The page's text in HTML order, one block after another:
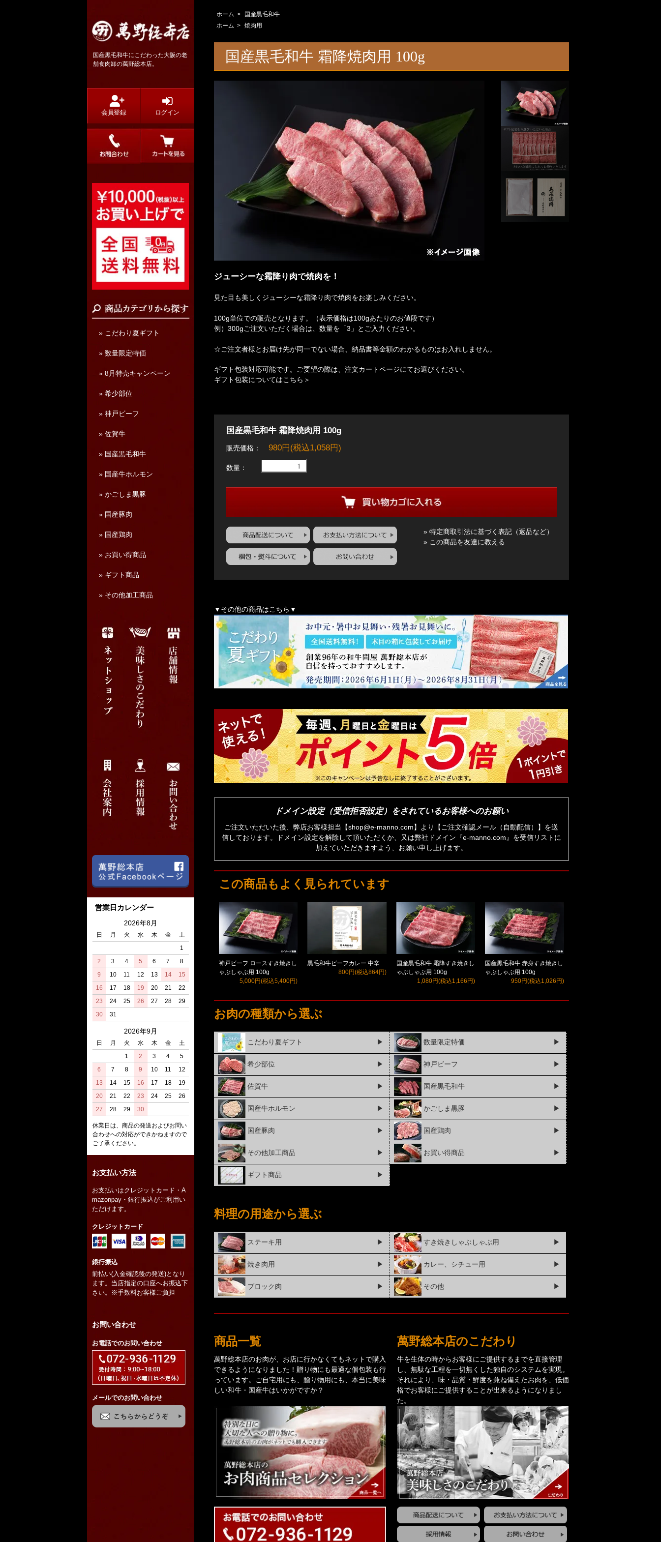
ホーム >
国産黒毛和牛
ホーム > 焼肉用
国産黒毛和牛 霜降焼肉用 100g
ジューシーな霜降り肉で焼肉を！
見た目も美しくジューシーな霜降り肉で焼肉をお楽しみください。
100g単位での販売となります。（表示価格は100gあたりのお値段です）
例）300gご注文いただく場合は、数量を「3」とご入力ください。
☆ご注文者様とお届け先が同一でない場合、納品書等金額のわかるものはお入れしません。
ギフト包装対応可能です。ご要望の際は、注文カートページにてお選びください。
ギフト包装についてはこちら＞
国産黒毛和牛 霜降焼肉用 100g
販売価格： 980円(税込1,058円)
数量：
» 特定商取引法に基づく表記（返品など）
» この商品を友達に教える
▼その他の商品はこちら▼
ドメイン設定（受信拒否設定）をされているお客様へのお願い
ご注文いただいた後、弊店お客様担当【shop@e-manno.com】より【ご注文確認メール（自動配信）】を送
信しております。ドメイン設定を解除して頂いただくか、又は弊社ドメイン『e-manno.com』を受信リストに
加えていただきますよう、お願い申し上げます。
この商品もよく見られています
神戸ビーフ ロースすき焼きし
ゃぶしゃぶ用 100g
5,000円(税込5,400円)
黒毛和牛ビーフカレー 中辛
800円(税込864円)
国産黒毛和牛 霜降すき焼きし
ゃぶしゃぶ用 100g
1,080円(税込1,166円)
国産黒毛和牛 赤身すき焼きし
ゃぶしゃぶ用 100g
950円(税込1,026円)
お肉の種類から選ぶ
こだわり夏ギフト ▶ 数量限定特価 ▶
希少部位 ▶ 神戸ビーフ ▶
佐賀牛 ▶ 国産黒毛和牛 ▶
国産牛ホルモン ▶ かごしま黒豚 ▶
国産豚肉 ▶ 国産鶏肉 ▶
その他加工商品 ▶ お買い得商品 ▶
ギフト商品 ▶
料理の用途から選ぶ
ステーキ用 ▶ すき焼きしゃぶしゃぶ用 ▶
焼き肉用 ▶ カレー、シチュー用 ▶
ブロック肉 ▶ その他 ▶
商品一覧
萬野総本店のお肉が、お店に行かなくてもネットで購入
できるようになりました！贈り物にも最適な個包装も行
っています。ご自宅用にも、贈り物用にも、本当に美味
しい和牛・国産牛はいかがですか？
萬野総本店のこだわり
牛を生体の時からお客様にご提供するまでを直接管理
し、無駄な工程を一切無くした独自のシステムを実現。
それにより、味・品質・鮮度を兼ね備えたお肉を、低価
格でお客様にご提供することが出来るようになりまし
た。
国産黒毛和牛にこだわった大阪の老
舗食肉卸の萬野総本店。
会員登録 ログイン
» こだわり夏ギフト
» 数量限定特価
» 8月特売キャンペーン
» 希少部位
» 神戸ビーフ
» 佐賀牛
» 国産黒毛和牛
» 国産牛ホルモン
» かごしま黒豚
» 国産豚肉
» 国産鶏肉
» お買い得商品
» ギフト商品
» その他加工商品
営業日カレンダー
2026年8月
日 月 火 水 木 金
土
1
2
3 4 5 6 7
8
9
10 11 12 13 14
15
16
17 18 19 20 21
22
23
24 25 26 27 28
29
30
31
2026年9月
日 月 火 水 木 金
土
1
2 3 4
5
6
7 8 9 10 11
12
13
14 15 16 17 18
19
20
21 22 23 24 25
26
27
28 29 30
休業日は、商品の発送およびお問い
合わせへの対応ができかねますので
ご了承ください。
お支払い方法
お支払いはクレジットカード・A
mazonpay・銀行振込がご利用い
ただけます。
クレジットカード
銀行振込
前払い(入金確認後の発送)となり
ます。当店指定の口座へお振込下
さい。※手数料お客様ご負担
お問い合わせ
お電話でのお問い合わせ
メールでのお問い合わせ